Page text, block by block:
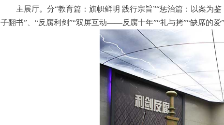
主展厅。分“教育篇：旗帜鲜明 践行宗旨”“惩治篇：以案为
子翻书”、“反腐利剑”“双屏互动——反腐十年”“礼与拷”“缺席的爱